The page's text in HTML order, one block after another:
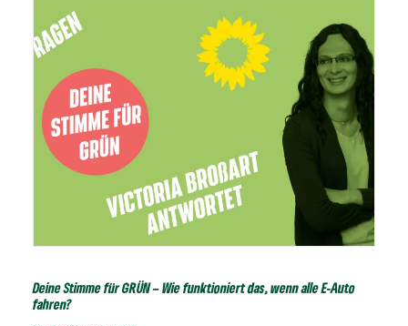
Deine Stimme für GRÜN – Wie funktioniert das, wenn alle E-Auto
fahren?